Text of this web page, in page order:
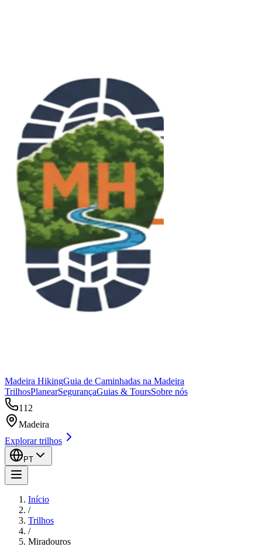
Madeira HikingGuia de Caminhadas na Madeira
TrilhosPlanearSegurançaGuias & ToursSobre nós
112
Madeira
Explorar trilhos
PT
Início
/
Trilhos
/
Miradouros